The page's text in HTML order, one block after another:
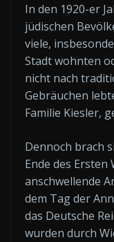
In den 1920-er
jüdischen
viele,
Stadt wohnten
nicht nach
Gebräuchen
Familie Kiesler,
Dennoch brach
Ende des
anschwellende
dem Tag der
das Deutsche
wurden durch